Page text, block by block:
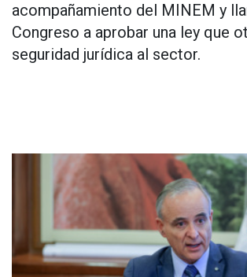
acompañamiento del MINEM y
Congreso a aprobar una ley que
seguridad jurídica al sector.